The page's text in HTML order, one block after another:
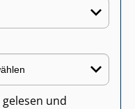
gelesen und